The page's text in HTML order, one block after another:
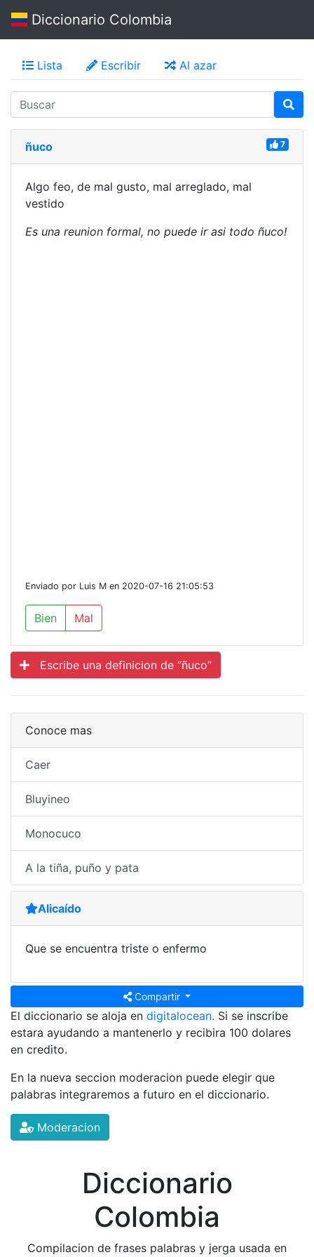
Diccionario Colombia
Lista Escribir Al azar
ñuco 7
Algo feo, de mal gusto, mal arreglado, mal
vestido
Es una reunion formal, no puede ir asi todo ñuco!
Enviado por Luis M en 2020-07-16 21:05:53
Bien Mal
Escribe una definicion de “ñuco”
Conoce mas
Caer
Bluyineo
Monocuco
A la tiña, puño y pata
Alicaído
Que se encuentra triste o enfermo
Compartir
El diccionario se aloja en digitalocean. Si se inscribe
estara ayudando a mantenerlo y recibira 100 dolares
en credito.
En la nueva seccion moderacion puede elegir que
palabras integraremos a futuro en el diccionario.
Moderacion
Diccionario
Colombia
Compilacion de frases palabras y jerga usada en